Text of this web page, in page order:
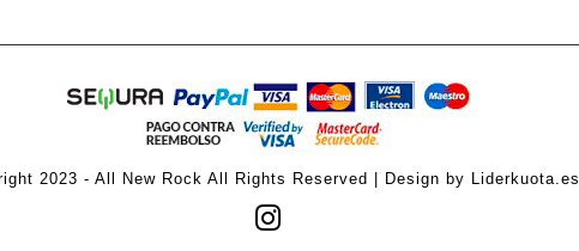
2023 - All New Rock All Rights Reserved | Design by Liderkuota.es